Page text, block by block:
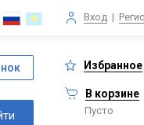
Вход |
Избранное
В корзине
Пусто